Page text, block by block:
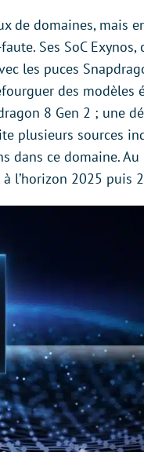
de domaines, mais
Ses SoC Exynos,
les puces
des modèles
8 Gen 2 ; une
plusieurs sources
dans ce domaine.
l’horizon 2025 puis